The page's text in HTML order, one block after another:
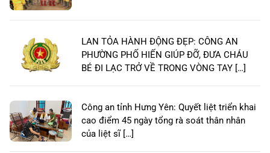
LAN TỎA HÀNH ĐỘNG ĐẸP: CÔNG AN
PHƯỜNG PHỐ HIẾN GIÚP ĐỠ, ĐƯA CHÁU
BÉ ĐI LẠC TRỞ VỀ TRONG VÒNG TAY […]
Công an tỉnh Hưng Yên: Quyết liệt triển khai
cao điểm 45 ngày tổng rà soát thân nhân
của liệt sĩ […]